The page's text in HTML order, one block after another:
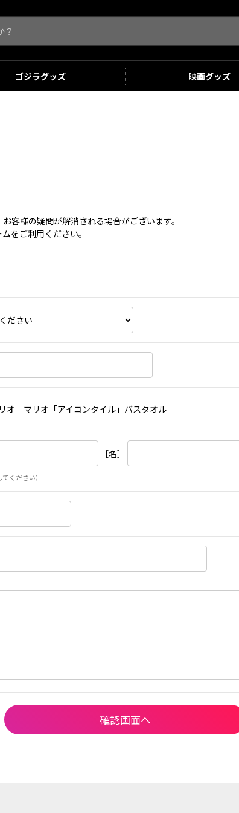
ゴジラグッズ 映画グッズ
客様の疑問が解消される場合がございます。
をご利用ください。
オ マリオ「アイコンタイル」バスタオル
［名］
ください）